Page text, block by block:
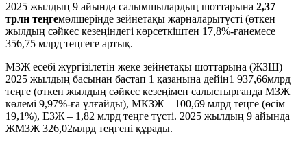
2025 жылдың 9 айында салымшылардың шоттарына 2,37
трлн теңгемөлшерінде зейнетақы жарналарытүсті (өткен
жылдың сәйкес кезеңіндегі көрсеткіштен 17,8%-ғанемесе
356,75 млрд теңгеге артық.
МЗЖ есебі жүргізілетін жеке зейнетақы шоттарына (ЖЗШ)
2025 жылдың басынан бастап 1 қазанына дейін1 937,66млрд
теңге (өткен жылдың сәйкес кезеңімен салыстырғанда МЗЖ
көлемі 9,97%-ға ұлғайды), МКЗЖ – 100,69 млрд теңге (өсім –
19,1%), ЕЗЖ – 1,82 млрд теңге түсті. 2025 жылдың 9 айында
ЖМЗЖ 326,02млрд теңгені құрады.